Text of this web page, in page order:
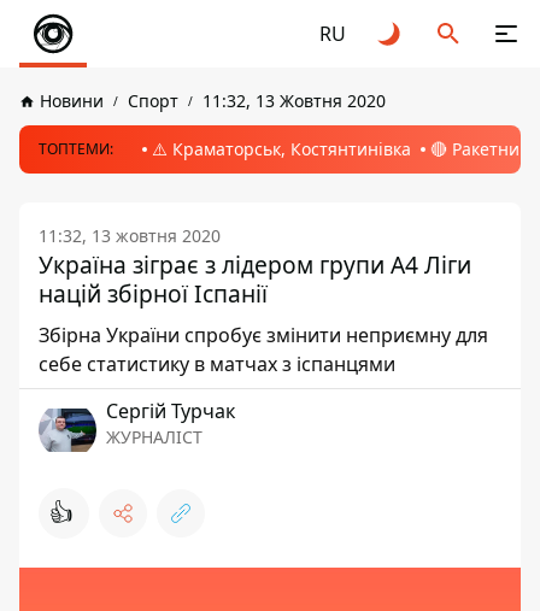
RU
Новини Спорт 11:32, 13 Жовтня 2020
ТОПТЕМИ: ⚠️ Краматорськ, Костянтинівка 🔴 Ракетний
11:32, 13 жовтня 2020
Україна зіграє з лідером групи А4 Ліги
націй збірної Іспанії
Збірна України спробує змінити неприємну для
себе статистику в матчах з іспанцями
Сергій Турчак
ЖУРНАЛІСТ
👍